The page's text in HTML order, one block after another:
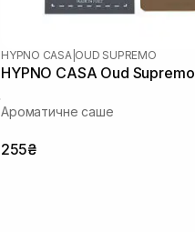
HYPNO CASA OUD SUPREMO
HYPNO CASA Oud Supremo
Ароматичне саше
255₴